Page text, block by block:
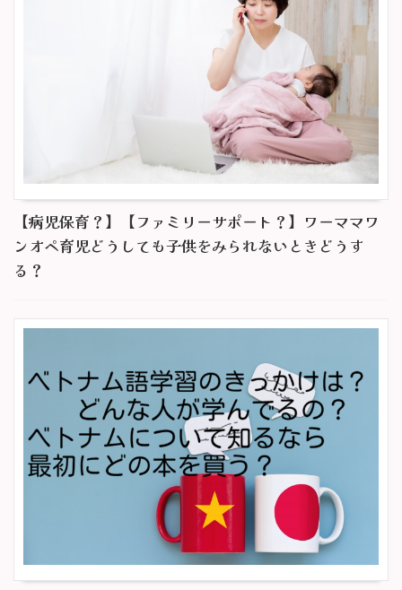
【病児保育？】【ファミリーサポート？】ワーママワ
ンオペ育児どうしても子供をみられないときどうす
る？